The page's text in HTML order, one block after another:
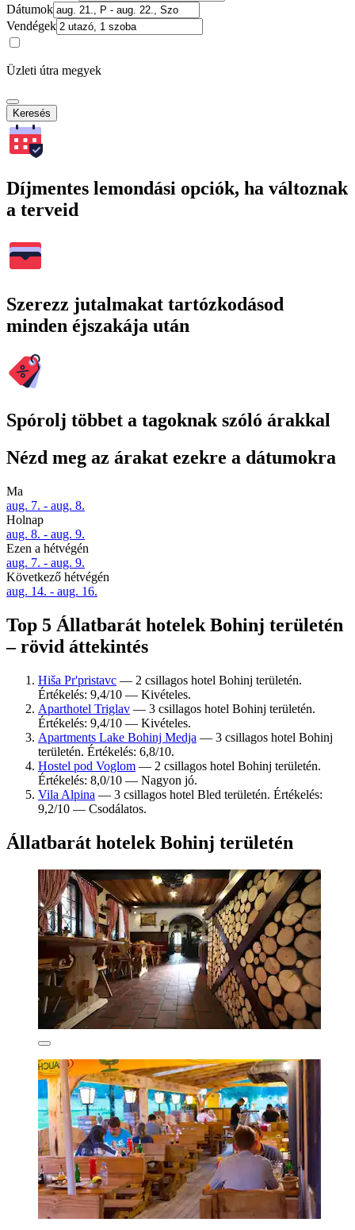
Dátumok
Vendégek
Üzleti útra megyek
Keresés
Díjmentes lemondási opciók, ha változnak
a terveid
Szerezz jutalmakat tartózkodásod
minden éjszakája után
Spórolj többet a tagoknak szóló árakkal
Nézd meg az árakat ezekre a dátumokra
Ma
aug. 7. - aug. 8.
Holnap
aug. 8. - aug. 9.
Ezen a hétvégén
aug. 7. - aug. 9.
Következő hétvégén
aug. 14. - aug. 16.
Top 5 Állatbarát hotelek Bohinj területén
– rövid áttekintés
Hiša Pr'pristavc — 2 csillagos hotel Bohinj területén.
Értékelés: 9,4/10 — Kivételes.
Aparthotel Triglav — 3 csillagos hotel Bohinj területén.
Értékelés: 9,4/10 — Kivételes.
Apartments Lake Bohinj Medja — 3 csillagos hotel Bohinj
területén. Értékelés: 6,8/10.
Hostel pod Voglom — 2 csillagos hotel Bohinj területén.
Értékelés: 8,0/10 — Nagyon jó.
Vila Alpina — 3 csillagos hotel Bled területén. Értékelés:
9,2/10 — Csodálatos.
Állatbarát hotelek Bohinj területén